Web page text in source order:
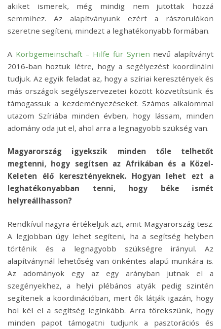
akiket ismerek, még mindig nem jutottak hozzá
semmihez. Az alapítványunk ezért a rászorulókon
szeretne segíteni, mindezt a leghatékonyabb formában.
A Korbgemeinschaft – Hilfe für Syrien nevű alapítványt
2016-ban hoztuk létre, hogy a segélyezést koordinálni
tudjuk. Az egyik feladat az, hogy a szíriai keresztények és
más országok segélyszervezetei között közvetítsünk és
támogassuk a kezdeményezéseket. Számos alkalommal
utazom Szíriába minden évben, hogy lássam, minden
adomány oda jut el, ahol arra a legnagyobb szükség van.
Magyarország igyekszik minden tőle telhetőt
megtenni, hogy segítsen az Afrikában és a Közel-
Keleten élő keresztényeknek. Hogyan lehet ezt a
leghatékonyabban tenni, hogy béke ismét
helyreállhasson?
Rendkívül nagyra értékeljük azt, amit Magyarország tesz.
A legjobban úgy lehet segíteni, ha a segítség helyben
történik és a legnagyobb szükségre irányul. Az
alapítványnál lehetőség van önkéntes alapú munkára is.
Az adományok egy az egy arányban jutnak el a
szegényekhez, a helyi plébános atyák pedig szintén
segítenek a koordinációban, mert ők látják igazán, hogy
hol kél el a segítség leginkább. Arra törekszünk, hogy
minden papot támogatni tudjunk a pasztorációs és